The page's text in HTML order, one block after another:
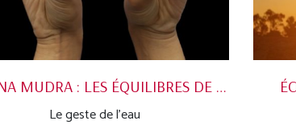
VARUNA MUDRA : LES ÉQUILIBRES DE L'EAU
Le geste de l'eau